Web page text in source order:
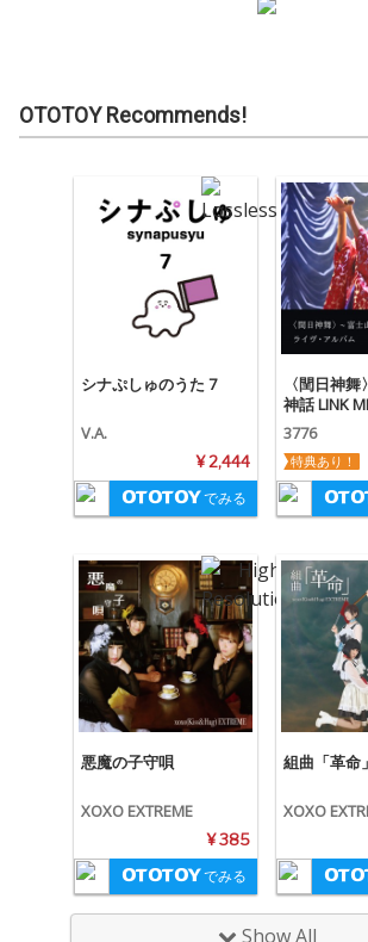
OTOTOY Recommends!
シナぷしゅのうた 7
V.A.
¥ 2,444
でみる
〈閏日神
神話 LINK
アルバム
3776
特典あり！
悪魔の子守唄
XOXO EXTREME
¥ 385
でみる
組曲「革命」
XOXO
Show All